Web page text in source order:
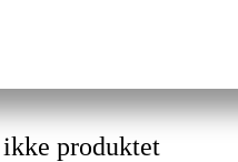
produktet